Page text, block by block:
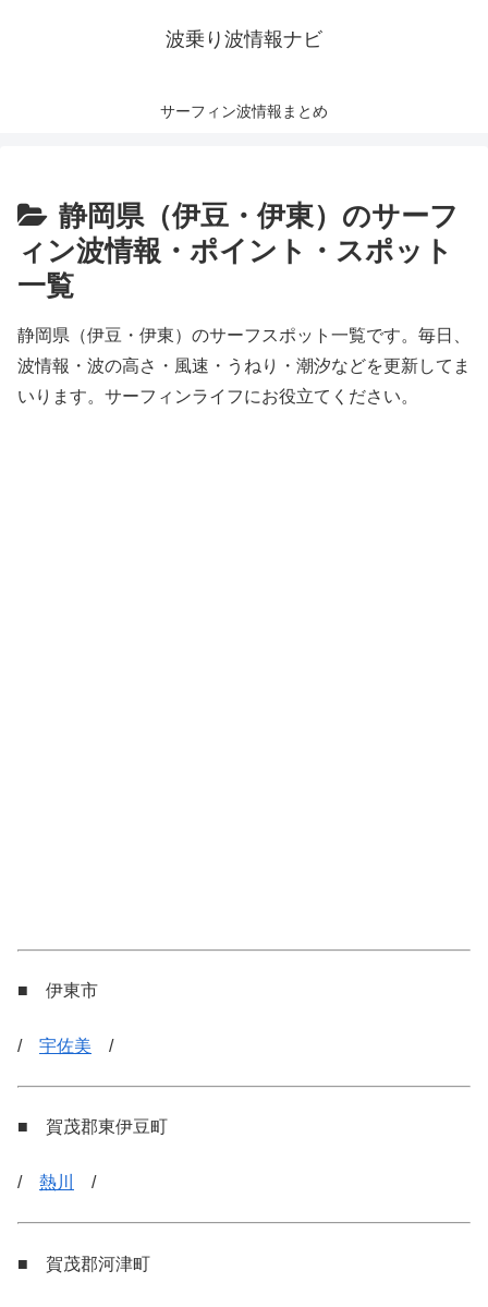
波乗り波情報ナビ
サーフィン波情報まとめ
静岡県（伊豆・伊東）のサーフ
ィン波情報・ポイント・スポット
一覧
静岡県（伊豆・伊東）のサーフスポット一覧です。毎日、
波情報・波の高さ・風速・うねり・潮汐などを更新してま
いります。サーフィンライフにお役立てください。
■ 伊東市
/ 宇佐美 /
■ 賀茂郡東伊豆町
/ 熱川 /
■ 賀茂郡河津町